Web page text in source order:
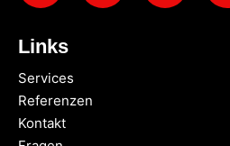
Links
Services
Referenzen
Kontakt